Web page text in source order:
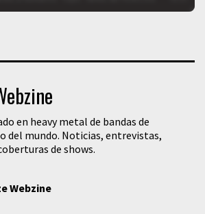
en heavy metal de bandas de
del mundo. Noticias, entrevistas,
de shows.
Webzine